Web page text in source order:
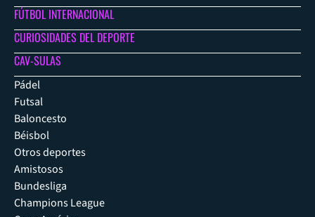
FÚTBOL INTERNACIONAL
CURIOSIDADES DEL DEPORTE
CAV-SULAS
Pádel
Futsal
Baloncesto
Béisbol
Otros deportes
Amistosos
Bundesliga
Champions League